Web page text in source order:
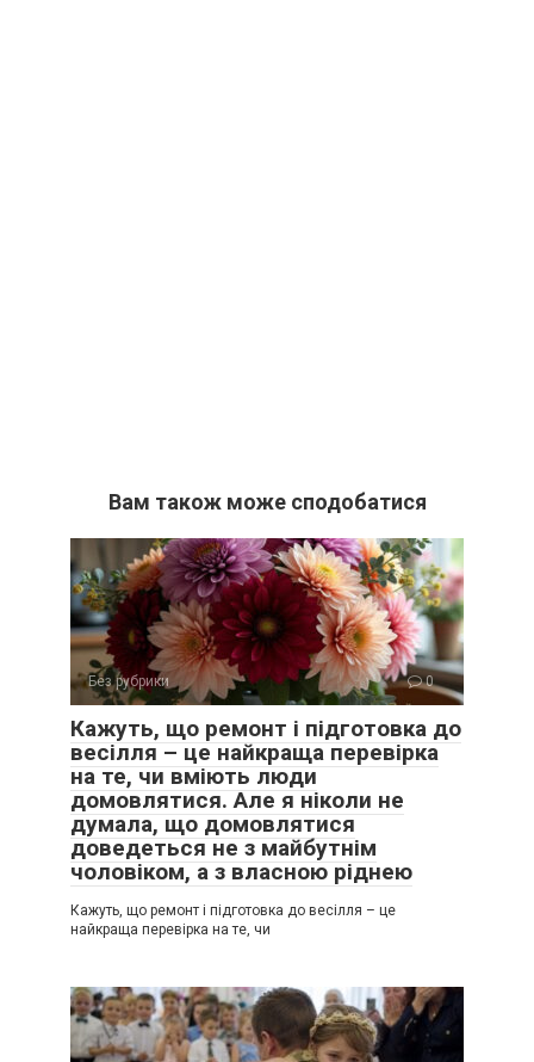
Вам також може сподобатися
Без рубрики 0
Кажуть, що ремонт і підготовка до
весілля – це найкраща перевірка
на те, чи вміють люди
домовлятися. Але я ніколи не
думала, що домовлятися
доведеться не з майбутнім
чоловіком, а з власною ріднею
Кажуть, що ремонт і підготовка до весілля – це
найкраща перевірка на те, чи